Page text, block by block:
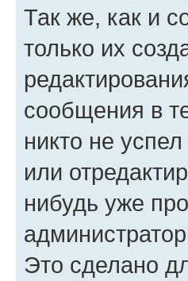
Так же, как и
только их
сообщения в
никто не
или
нибудь уже
Это сделано